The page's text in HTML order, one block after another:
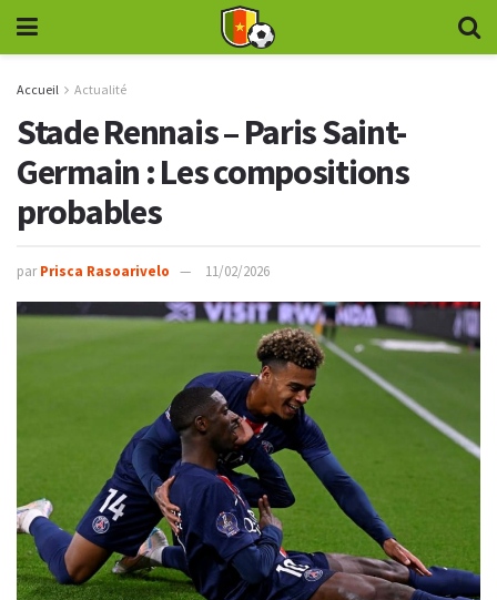
Accueil Actualité
Stade Rennais – Paris Saint-
Germain : Les compositions
probables
par Prisca Rasoarivelo 11/02/2026